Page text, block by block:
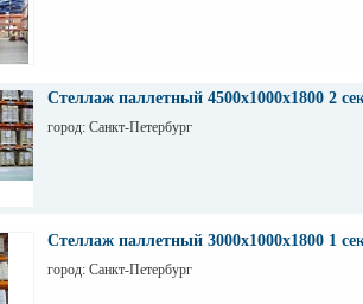
Стеллаж паллетный 4500х1000х1800 2
город: Санкт-Петербург
Стеллаж паллетный 3000х1000х1800 1
город: Санкт-Петербург